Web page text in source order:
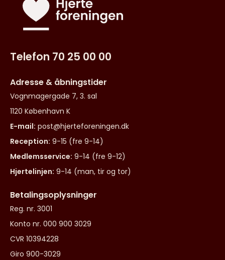
Telefon 70 25 00 00
Adresse & åbningstider
Vognmagergade 7, 3. sal
1120 København K
E-mail: post@hjerteforeningen.dk
Reception: 9-15 (fre 9-14)
Medlemsservice: 9-14 (fre 9-12)
Hjertelinjen: 9-14 (man, tir og tor)
Betalingsoplysninger
Reg. nr. 3001
Konto nr. 000 900 3029
CVR 10394228
Giro 900-3029